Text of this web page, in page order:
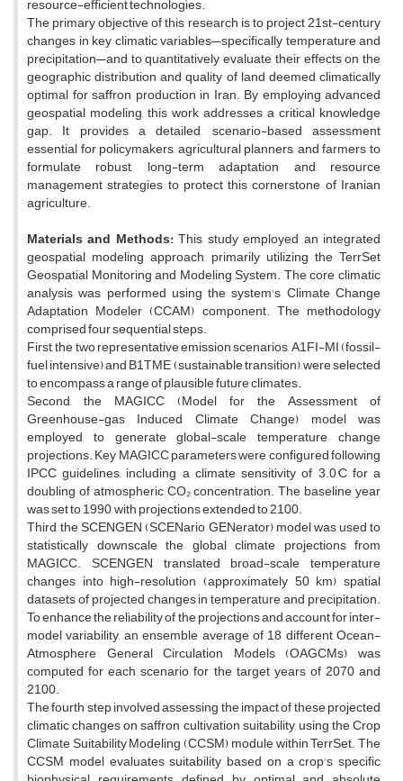
resource-efficient technologies.
The primary objective of this research is to project 21st-century
changes in key climatic variables—specifically temperature and
precipitation—and to quantitatively evaluate their effects on the
geographic distribution and quality of land deemed climatically
optimal for saffron production in Iran. By employing advanced
geospatial modeling, this work addresses a critical knowledge
gap. It provides a detailed, scenario-based assessment
essential for policymakers, agricultural planners, and farmers to
formulate robust, long-term adaptation and resource
management strategies to protect this cornerstone of Iranian
agriculture.
Materials and Methods:This study employed an integrated
geospatial modeling approach, primarily utilizing the TerrSet
Geospatial Monitoring and Modeling System. The core climatic
analysis was performed using the system's Climate Change
Adaptation Modeler (CCAM) component. The methodology
comprised four sequential steps.
First, the two representative emission scenarios, A1FI-MI (fossil-
fuel intensive) and B1TME (sustainable transition), were selected
to encompass a range of plausible future climates.
Second, the MAGICC (Model for the Assessment of
Greenhouse-gas Induced Climate Change) model was
employed to generate global-scale temperature change
projections. Key MAGICC parameters were configured following
IPCC guidelines, including a climate sensitivity of 3.0°C for a
doubling of atmospheric CO₂ concentration. The baseline year
was set to 1990, with projections extended to 2100.
Third, the SCENGEN (SCENario GENerator) model was used to
statistically downscale the global climate projections from
MAGICC. SCENGEN translated broad-scale temperature
changes into high-resolution (approximately 50 km) spatial
datasets of projected changes in temperature and precipitation.
To enhance the reliability of the projections and account for inter-
model variability, an ensemble average of 18 different Ocean-
Atmosphere General Circulation Models (OAGCMs) was
computed for each scenario for the target years of 2070 and
2100.
The fourth step involved assessing the impact of these projected
climatic changes on saffron cultivation suitability, using the Crop
Climate Suitability Modeling (CCSM) module within TerrSet. The
CCSM model evaluates suitability based on a crop's specific